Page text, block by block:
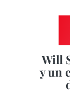
Will
y un